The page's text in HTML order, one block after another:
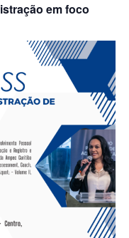
em foco